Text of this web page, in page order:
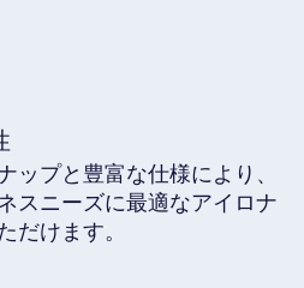
ップと豊富な仕様により、
スニーズに最適なアイロナ
だけます。